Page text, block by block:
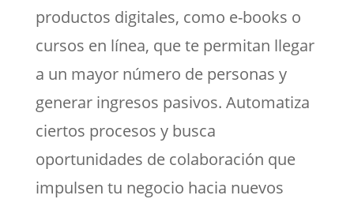
productos digitales, como e-books o
cursos en línea, que te permitan llegar
a un mayor número de personas y
generar ingresos pasivos. Automatiza
ciertos procesos y busca
oportunidades de colaboración que
impulsen tu negocio hacia nuevos